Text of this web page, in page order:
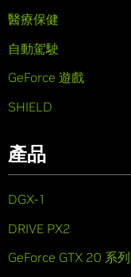
醫療保健
自動駕駛
GeForce 遊戲
SHIELD
產品
DGX-1
DRIVE PX2
GeForce GTX 20 系列